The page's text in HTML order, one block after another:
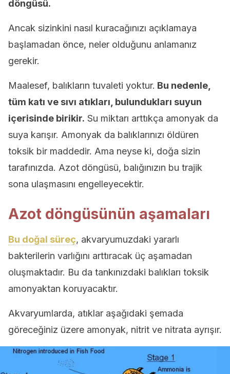
döngüsü.
Ancak sizinkini nasıl kuracağınızı açıklamaya
başlamadan önce, neler olduğunu anlamanız
gerekir.
Maalesef, balıkların tuvaleti yoktur. Bu nedenle,
tüm katı ve sıvı atıkları, bulundukları suyun
içerisinde birikir. Su miktarı arttıkça amonyak da
suya karışır. Amonyak da balıklarınızı öldüren
toksik bir maddedir. Ama neyse ki, doğa sizin
tarafınızda. Azot döngüsü, balığınızın bu trajik
sona ulaşmasını engelleyecektir.
Azot döngüsünün aşamaları
Bu doğal süreç, akvaryumuzdaki yararlı
bakterilerin varlığını arttıracak üç aşamadan
oluşmaktadır. Bu da tankınızdaki balıkları toksik
amonyaktan koruyacaktır.
Akvaryumlarda, atıklar aşağıdaki şemada
göreceğiniz üzere amonyak, nitrit ve nitrata ayrışır.